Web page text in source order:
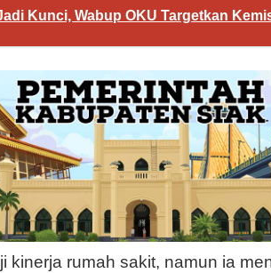
Kunci, Wabup OKU Targetkan
kinerja rumah sakit, namun ia